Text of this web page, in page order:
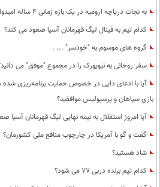
به نجات دریاچه ارومیه در یک بازه زمانی 4 ساله امیدوار هستید؟
کدام تیم به فینال لیگ قهرمانان آسیا صعود می کند؟
گروه های موسوم به "خودسر" ... .
سفر روحانی به نیویورک را در مجموع "موفق" می
آیا با ادعای دایی در خصوص حمایت برنامه‌ریزی
بازی سپاهان و پرسپولیس موافقید؟
آیا امروز استقلال به نیمه نهایی لیگ قهرمانان آسیا
گفت و گو با آمریکا در چارچوب منافع ملی کشورمان؟
شاد هستید؟
کدام تیم برنده دربی 77 می شود؟